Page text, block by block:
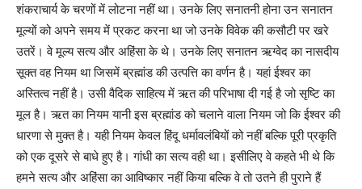
शंकराचार्य के चरणों में लोटना नहीं था। उनके लिए सनातनी होना उन सनातन
मूल्यों को अपने समय में प्रकट करना था जो उनके विवेक की कसौटी पर खरे
उतरें। वे मूल्य सत्य और अहिंसा के थे। उनके लिए सनातन ऋग्वेद का नासदीय
सूक्त वह नियम था जिसमें ब्रह्मांड की उत्पत्ति का वर्णन है। यहां ईश्वर का
अस्तित्व नहीं है। उसी वैदिक साहित्य में ऋत की परिभाषा दी गई है जो सृष्टि का
मूल है। ऋत का नियम यानी इस ब्रह्मांड को चलाने वाला नियम जो कि ईश्वर की
धारणा से मुक्त है। यही नियम केवल हिंदू धर्मावलंबियों को नहीं बल्कि पूरी प्रकृति
को एक दूसरे से बाधे हुए है। गांधी का सत्य वही था। इसीलिए वे कहते भी थे कि
हमने सत्य और अहिंसा का आविष्कार नहीं किया बल्कि वे तो उतने ही पुराने हैं